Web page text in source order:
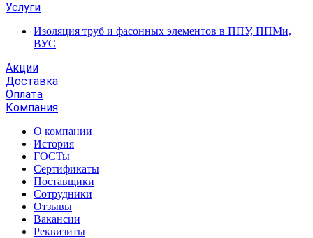
Услуги
Изоляция труб и фасонных элементов в ППУ, ППМи,
ВУС
Акции
Доставка
Оплата
Компания
О компании
История
ГОСТы
Сертификаты
Поставщики
Сотрудники
Отзывы
Вакансии
Реквизиты